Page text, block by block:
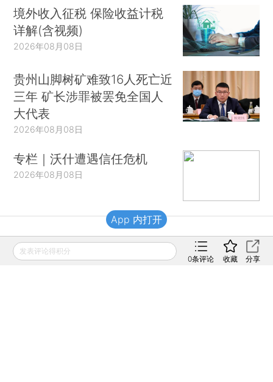
境外收入征税 保险收益计税
详解(含视频)
2026年08月08日
贵州山脚树矿难致16人死亡近
三年 矿长涉罪被罢免全国人
大代表
2026年08月08日
专栏｜沃什遭遇信任危机
2026年08月08日
财新移动
发表评论得积分
0条评论 收藏 分享
App 内打开